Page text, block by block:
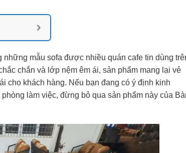
những mẫu sofa được nhiều quán cafe tin dùng
chắn và lớp nệm êm ái, sản phẩm mang lại vẻ
cho khách hàng. Nếu bạn đang có ý định kinh
làm việc, đừng bỏ qua sản phẩm này của